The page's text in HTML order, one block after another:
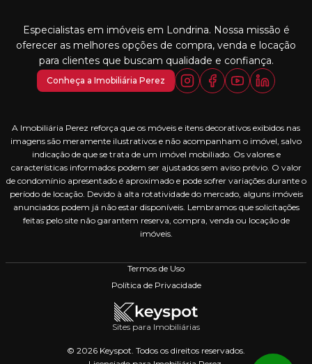
Especialistas em imóveis em Londrina. Nossa missão é
oferecer as melhores opções de compra, venda e locação
para clientes que buscam qualidade e confiança.
Conheça a Imobiliária Perez
A Imobiliária Perez reforça que os móveis e itens decorativos exibidos nas
imagens são meramente ilustrativos e não acompanham o imóvel, salvo
indicação de que se trata de um imóvel mobiliado. Os valores e
características informados podem ser ajustados sem aviso prévio. O valor
de condomínio apresentado é aproximado e pode sofrer variações durante o
período de locação. Devido à alta rotatividade do mercado, alguns imóveis
anunciados podem já não estar disponíveis. Lembramos que solicitações
feitas pelo site não garantem reserva, compra, venda ou locação de
imóveis.
Termos de Uso
Política de Privacidade
Sites para Imobiliárias
© 2026 Keyspot. Todos os direitos reservados.